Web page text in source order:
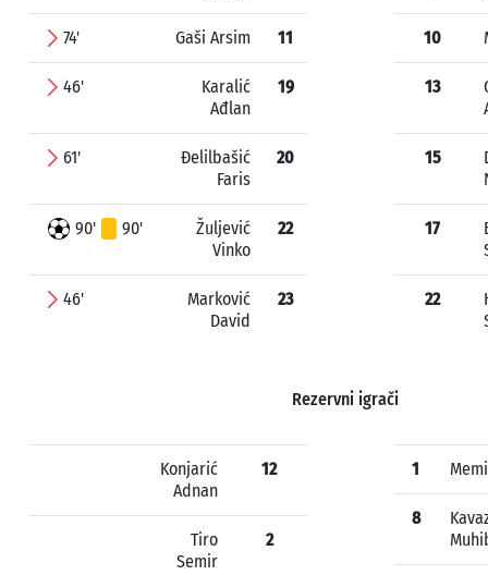
74' Gaši Arsim 11
46'
Karalić
Ađlan
19
61'
Đelilbašić
Faris
20
90' 90'
Žuljević
Vinko
22
46'
Marković
David
23
10
13
15
17
22
Rezervni igrači
Konjarić
Adnan
12
Tiro
Semir
2
1
8